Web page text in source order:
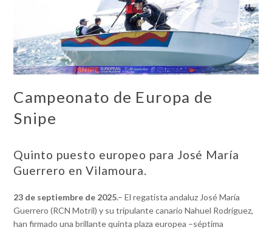
Campeonato de Europa de
Snipe
Quinto puesto europeo para José María
Guerrero en Vilamoura.
23 de septiembre de 2025.– El regatista andaluz José María
Guerrero (RCN Motril) y su tripulante canario Nahuel Rodríguez,
han firmado una brillante quinta plaza europea –séptima